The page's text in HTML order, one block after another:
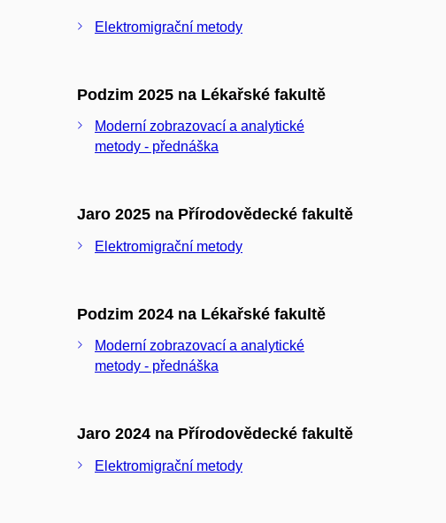
Elektromigrační metody
Podzim 2025 na Lékařské fakultě
Moderní zobrazovací a analytické
metody - přednáška
Jaro 2025 na Přírodovědecké fakultě
Elektromigrační metody
Podzim 2024 na Lékařské fakultě
Moderní zobrazovací a analytické
metody - přednáška
Jaro 2024 na Přírodovědecké fakultě
Elektromigrační metody